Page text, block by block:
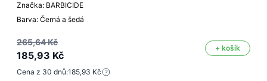
Značka: BARBICIDE
Barva: Černá a šedá
265,64 Kč
185,93 Kč
+ košík
Cena z 30 dnů:185,93 Kč